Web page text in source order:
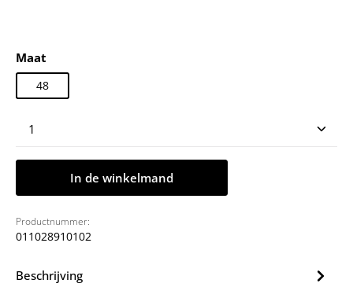
Selecteer
Maat
48
Producthoeveelheid: Voer de gewenste
In de winkelmand
Productnummer:
011028910102
Beschrijving